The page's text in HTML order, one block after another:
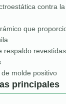
contra
que
respaldo
molde positivo
principales